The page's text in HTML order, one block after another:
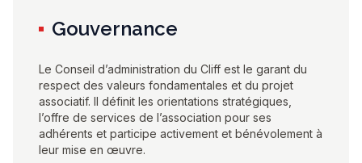
Gouvernance
Le Conseil d’administration du Cliff est le garant du
respect des valeurs fondamentales et du projet
associatif. Il définit les orientations stratégiques,
l’offre de services de l’association pour ses
adhérents et participe activement et bénévolement à
leur mise en œuvre.